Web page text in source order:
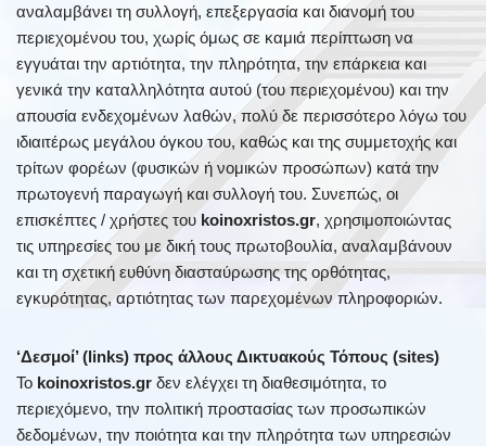
αναλαμβάνει τη συλλογή, επεξεργασία και διανομή του
περιεχομένου του, χωρίς όμως σε καμιά περίπτωση να
εγγυάται την αρτιότητα, την πληρότητα, την επάρκεια και
γενικά την καταλληλότητα αυτού (του περιεχομένου) και την
απουσία ενδεχομένων λαθών, πολύ δε περισσότερο λόγω του
ιδιαιτέρως μεγάλου όγκου του, καθώς και της συμμετοχής και
τρίτων φορέων (φυσικών ή νομικών προσώπων) κατά την
πρωτογενή παραγωγή και συλλογή του. Συνεπώς, οι
επισκέπτες / χρήστες του koinoxristos.gr, χρησιμοποιώντας
τις υπηρεσίες του με δική τους πρωτοβουλία, αναλαμβάνουν
και τη σχετική ευθύνη διασταύρωσης της ορθότητας,
εγκυρότητας, αρτιότητας των παρεχομένων πληροφοριών.
‘Δεσμοί’ (links) προς άλλους Δικτυακούς Τόπους (sites)
Το koinoxristos.gr δεν ελέγχει τη διαθεσιμότητα, το
περιεχόμενο, την πολιτική προστασίας των προσωπικών
δεδομένων, την ποιότητα και την πληρότητα των υπηρεσιών